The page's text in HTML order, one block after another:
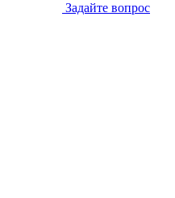
Задайте вопрос